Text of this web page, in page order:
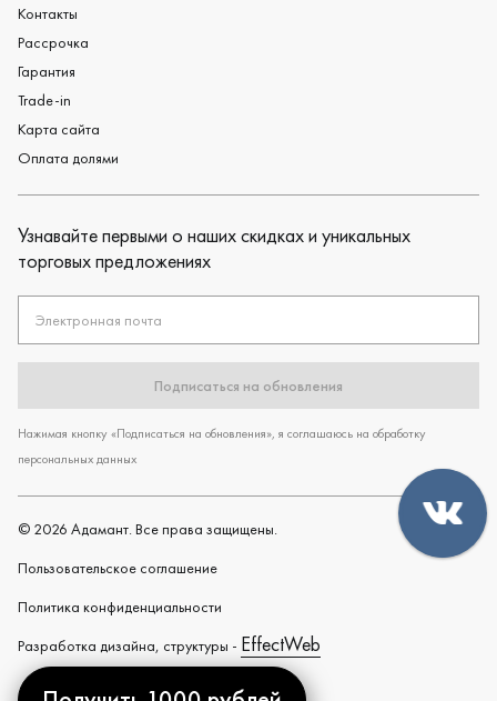
Контакты
Рассрочка
Гарантия
Trade-in
Карта сайта
Оплата долями
Узнавайте первыми о наших скидках и уникальных
торговых предложениях
Электронная почта
Подписаться на обновления
Нажимая кнопку «Подписаться на обновления», я соглашаюсь на обработку
персональных данных
© 2026 Адамант. Все права защищены.
Пользовательское cоглашение
Политика конфиденциальности
Разработка дизайна, структуры - EffectWeb